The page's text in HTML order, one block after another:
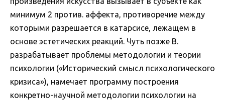
минимум 2 против. аффекта, противоречие между
которыми разрешается в катарсисе, лежащем в
основе эстетических реакций. Чуть позже В.
разрабатывает проблемы методологии и теории
психологии («Исторический смысл психологического
кризиса»), намечает программу построения
конкретно-научной методологии психологии на